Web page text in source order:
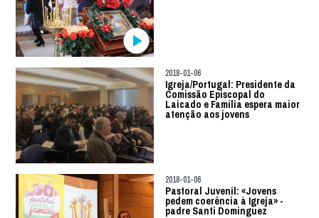
2018-01-06
Igreja/Portugal: Presidente da
Comissão Episcopal do
Laicado e Família espera maior
atenção aos jovens
2018-01-06
Pastoral Juvenil: «Jovens
pedem coerência à Igreja» -
padre Santi Dominguez